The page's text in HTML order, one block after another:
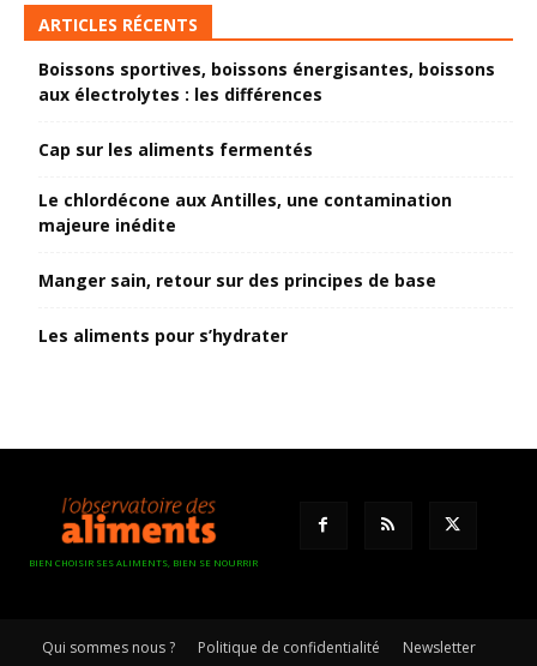
ARTICLES RÉCENTS
Boissons sportives, boissons énergisantes, boissons
aux électrolytes : les différences
Cap sur les aliments fermentés
Le chlordécone aux Antilles, une contamination
majeure inédite
Manger sain, retour sur des principes de base
Les aliments pour s’hydrater
BIEN CHOISIR SES ALIMENTS, BIEN SE NOURRIR
Qui sommes nous ? Politique de confidentialité
Newsletter